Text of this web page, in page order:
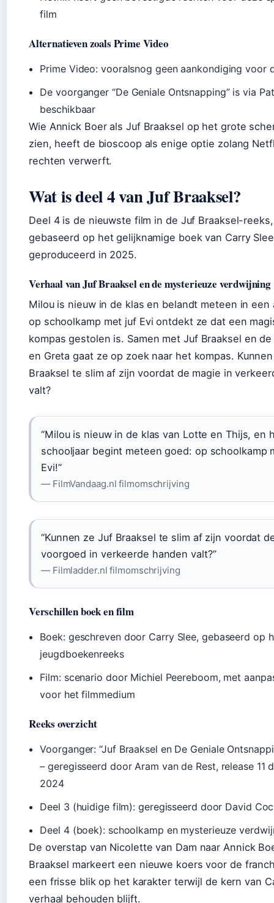
film
Alternatieven zoals Prime Video
Prime Video: vooralsnog geen aankondiging voor
De voorganger “De Geniale Ontsnapping” is via
beschikbaar
Wie Annick Boer als Juf Braaksel op het grote
zien, heeft de bioscoop als enige optie zolang
rechten verwerft.
Wat is deel 4 van Juf Braaksel?
Deel 4 is de nieuwste film in de Juf Braaksel-reeks,
gebaseerd op het gelijknamige boek van Carry
geproduceerd in 2025.
Verhaal van Juf Braaksel en de mysterieuze verdwijning
Milou is nieuw in de klas en belandt meteen in een
op schoolkamp met juf Evi ontdekt ze dat een
kompas gestolen is. Samen met Juf Braaksel en
en Greta gaat ze op zoek naar het kompas.
Braaksel te slim af zijn voordat de magie in
valt?
“Milou is nieuw in de klas van Lotte en Thijs, en
schooljaar begint meteen goed: op schoolkamp
Evi!”
— FilmVandaag.nl filmomschrijving
“Kunnen ze Juf Braaksel te slim af zijn voordat
voorgoed in verkeerde handen valt?”
— Filmladder.nl filmomschrijving
Verschillen boek en film
Boek: geschreven door Carry Slee, gebaseerd op
jeugdboekenreeks
Film: scenario door Michiel Peereboom, met
voor het filmmedium
Reeks overzicht
Voorganger: “Juf Braaksel en De Geniale
– geregisseerd door Aram van de Rest, release 11
2024
Deel 3 (huidige film): geregisseerd door David
Deel 4 (boek): schoolkamp en mysterieuze
De overstap van Nicolette van Dam naar Annick
Braaksel markeert een nieuwe koers voor de
een frisse blik op het karakter terwijl de kern van
verhaal behouden blijft.